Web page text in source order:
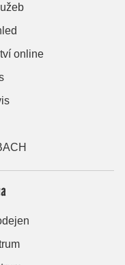
online